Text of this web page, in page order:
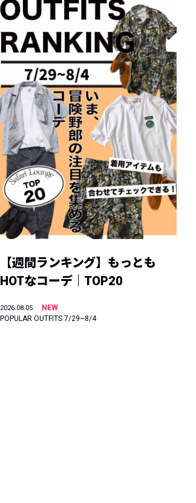
【週間ランキング】もっとも
HOTなコーデ｜TOP20
2026.08.05
NEW
POPULAR OUTFITS 7/29~8/4